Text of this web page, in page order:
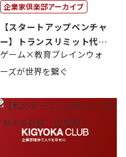
企業家倶楽部アーカイブ
【スタートアップベンチャ
ー】トランスリミット代表
取締役社長 ...
ゲーム×教育ブレインウォ
ーズが世界を繋ぐ